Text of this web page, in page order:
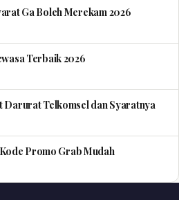
Ga Boleh Merekam 2026
Terbaik 2026
Darurat Telkomsel dan Syaratnya
Promo Grab Mudah